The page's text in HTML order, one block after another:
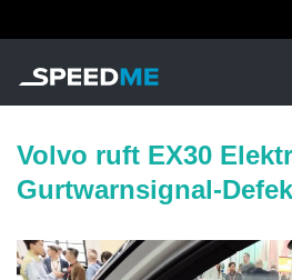
Volvo ruft EX30
Gurtwarnsignal-